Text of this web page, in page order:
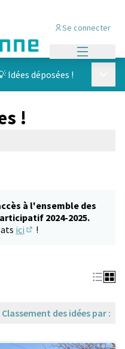
Se connecter
Idées déposées !
!
à l'ensemble des
2024-2025.
ici !
Classement des idées par :